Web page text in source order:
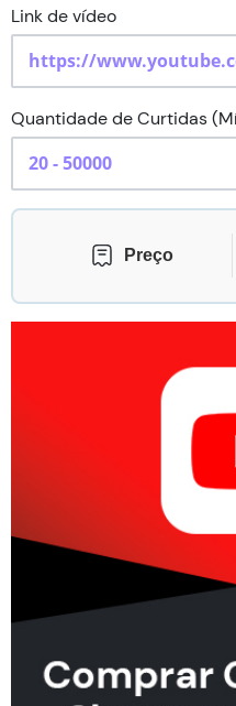
Link de vídeo
Quantidade de Curtidas
Preço